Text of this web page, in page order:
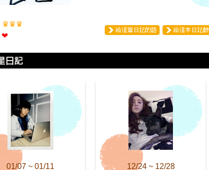
♛♛♛
❤
01/07 ~ 01/11
12/24 ~ 12/28